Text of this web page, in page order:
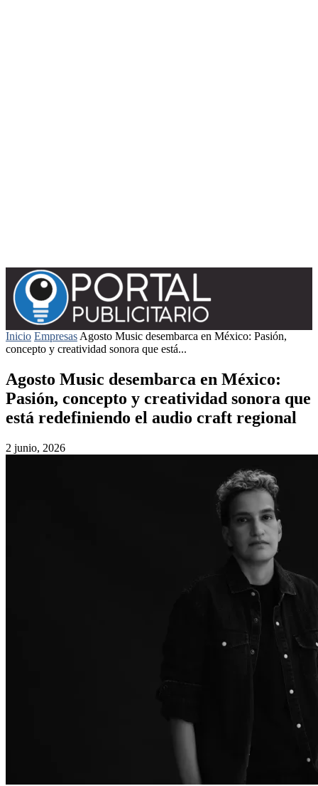
Inicio Empresas Agosto Music desembarca en México: Pasión,
concepto y creatividad sonora que está...
Agosto Music desembarca en México:
Pasión, concepto y creatividad sonora que
está redefiniendo el audio craft regional
2 junio, 2026